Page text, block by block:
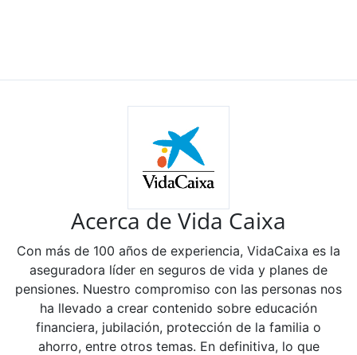
Acerca de Vida Caixa
Con más de 100 años de experiencia, VidaCaixa es la
aseguradora líder en seguros de vida y planes de
pensiones. Nuestro compromiso con las personas nos
ha llevado a crear contenido sobre educación
financiera, jubilación, protección de la familia o
ahorro, entre otros temas. En definitiva, lo que